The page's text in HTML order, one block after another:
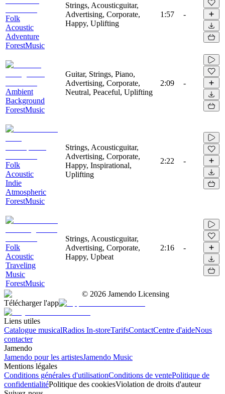
Folk
Acoustic
Adventure
ForestMusic
Strings, Acousticguitar,
Advertising, Corporate,
Happy, Uplifting
1:57 -
Ambient
Background
ForestMusic
Guitar, Strings, Piano,
Advertising, Corporate,
Neutral, Peaceful, Uplifting
2:09 -
Folk
Acoustic
Indie
Atmospheric
ForestMusic
Strings, Acousticguitar,
Advertising, Corporate,
Happy, Inspirational,
Uplifting
2:22 -
Folk
Acoustic
Traveling
Music
ForestMusic
Strings, Acousticguitar,
Advertising, Corporate,
Happy, Upbeat
2:16 -
© 2026 Jamendo Licensing
Télécharger l'app
Liens utiles
Catalogue musicalRadios In-storeTarifsContactCentre d'aideNous
contacter
Jamendo
Jamendo pour les artistesJamendo Music
Mentions légales
Conditions générales d'utilisationConditions de ventePolitique de
confidentialitéPolitique des cookiesViolation de droits d'auteur